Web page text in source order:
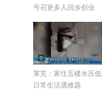
号召更多人回乡创业
莱芜：家住五楼水压低
日常生活遇难题